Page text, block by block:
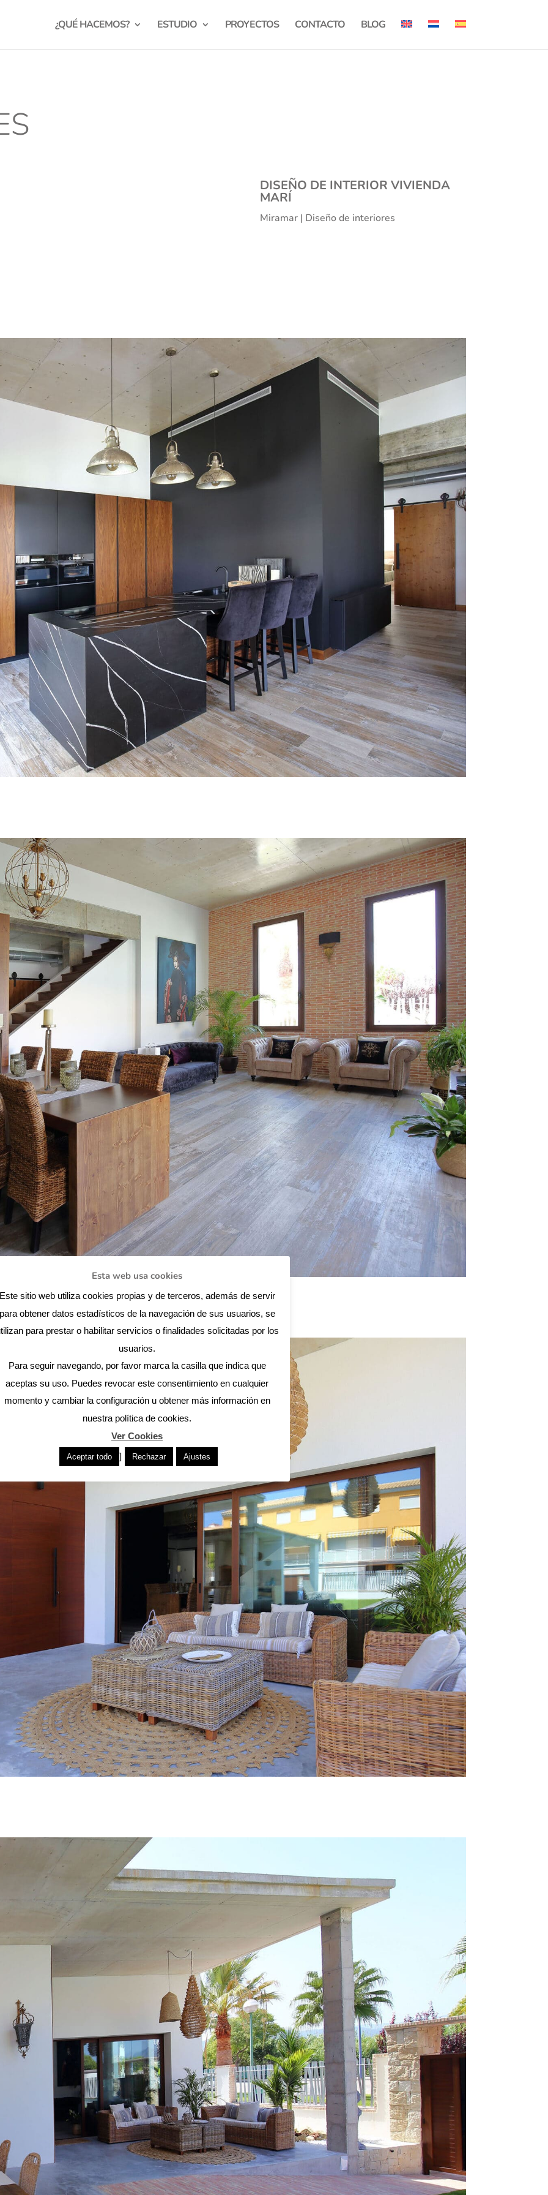
¿QUÉ HACEMOS? ESTUDIO PROYECTOS CONTACTO BLOG
DISEÑO DE INTERIOR VIVIENDA
MARÍ
Miramar | Diseño de interiores
Esta web usa cookies
sitio web utiliza cookies propias y de terceros, además de servir
obtener datos estadísticos de la navegación de sus usuarios, se
para prestar o habilitar servicios o finalidades solicitadas por los
usuarios.
Para seguir navegando, por favor marca la casilla que indica que
aceptas su uso. Puedes revocar este consentimiento en cualquier
momento y cambiar la configuración u obtener más información en
nuestra política de cookies.
Ver Cookies
Aceptar todo ] Rechazar Ajustes